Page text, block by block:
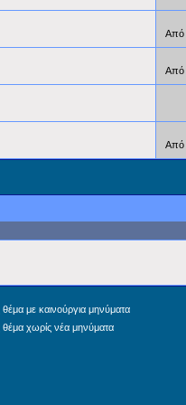
Από
Από
Από
με καινούργια μηνύματα
θέμα χωρίς νέα μηνύματα